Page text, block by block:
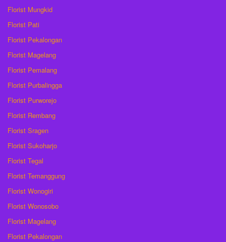
Florist Mungkid
Florist Pati
Florist Pekalongan
Florist Magelang
Florist Pemalang
Florist Purbalingga
Florist Purworejo
Florist Rembang
Florist Sragen
Florist Sukoharjo
Florist Tegal
Florist Temanggung
Florist Wonogiri
Florist Wonosobo
Florist Magelang
Florist Pekalongan